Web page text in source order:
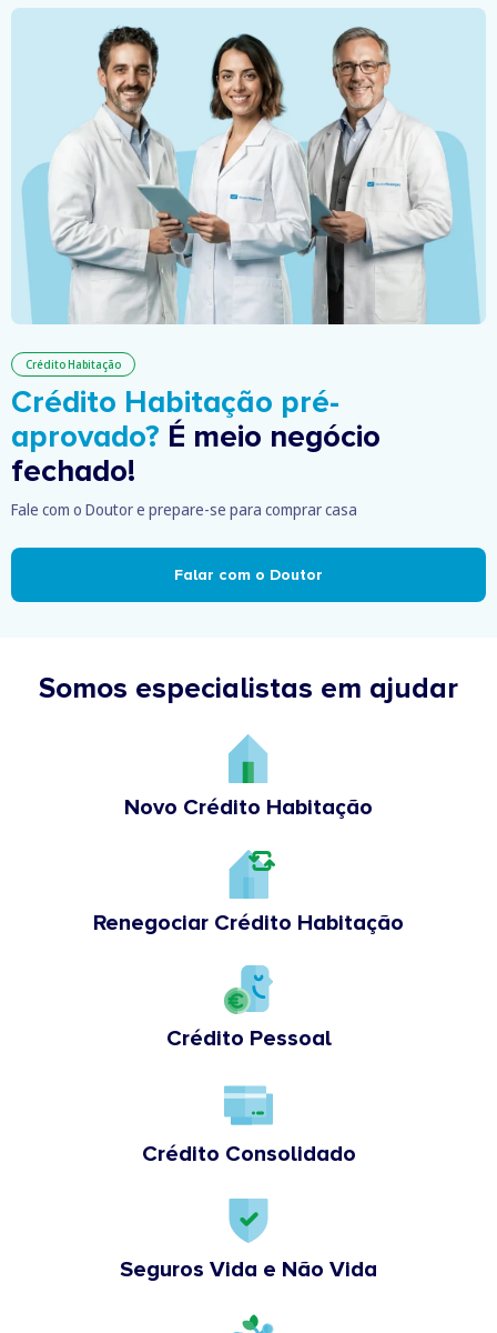
Crédito Habitação
Crédito Habitação pré-
aprovado? É meio negócio
fechado!
Fale com o Doutor e prepare-se para comprar casa
Falar com o Doutor
Somos especialistas em ajudar
Novo Crédito Habitação
Renegociar Crédito Habitação
Crédito Pessoal
Crédito Consolidado
Seguros Vida e Não Vida